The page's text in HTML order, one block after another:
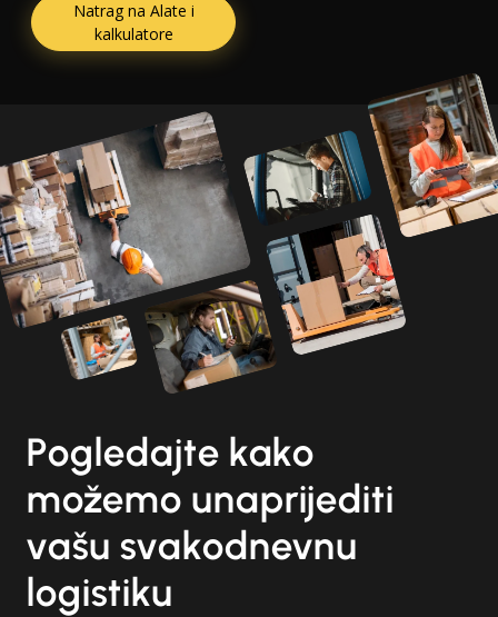
Natrag na Alate i
kalkulatore
Pogledajte kako
možemo unaprijediti
vašu svakodnevnu
logistiku